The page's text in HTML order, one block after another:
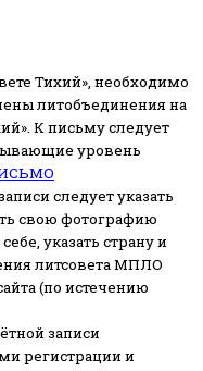
Тихий», необходимо
литобъединения на
К письму следует
уровень
следует указать
свою фотографию
указать страну и
литсовета МПЛО
(по истечению
записи
регистрации и